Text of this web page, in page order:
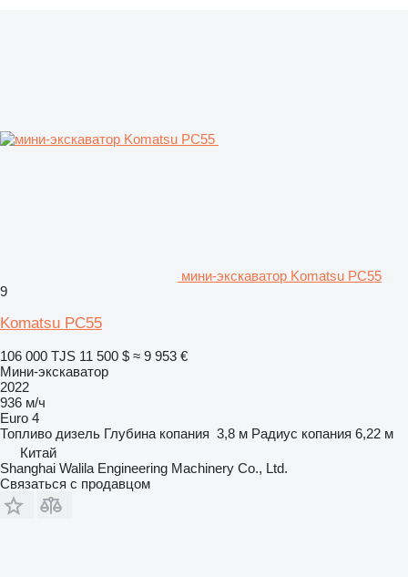
мини-экскаватор Komatsu PC55
9
Komatsu PC55
106 000 TJS 11 500 $ ≈ 9 953 €
Мини-экскаватор
2022
936 м/ч
Euro 4
Топливо дизель Глубина копания 3,8 м Радиус копания 6,22 м
Китай
Shanghai Walila Engineering Machinery Co., Ltd.
Связаться с продавцом